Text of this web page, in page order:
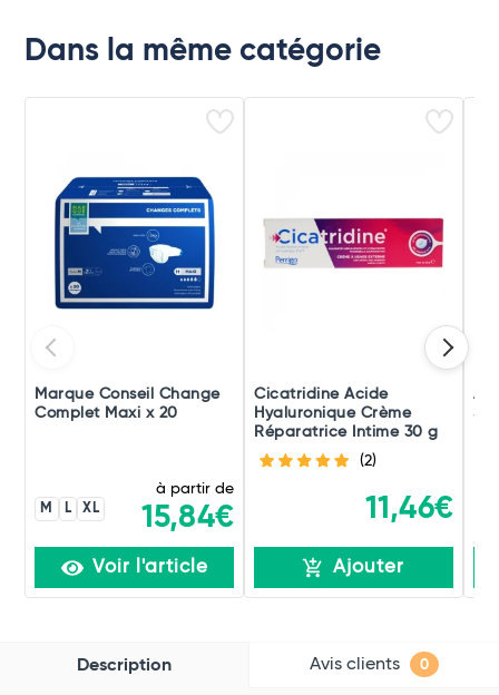
Dans la même catégorie
Marque Conseil Change
Complet Maxi x 20
M L XL
à partir de
15,84€
Voir l'article
Cicatridine Acide
Hyaluronique Crème
Réparatrice Intime 30 g
(2)
11,46€
Ajouter
Description Avis clients 0